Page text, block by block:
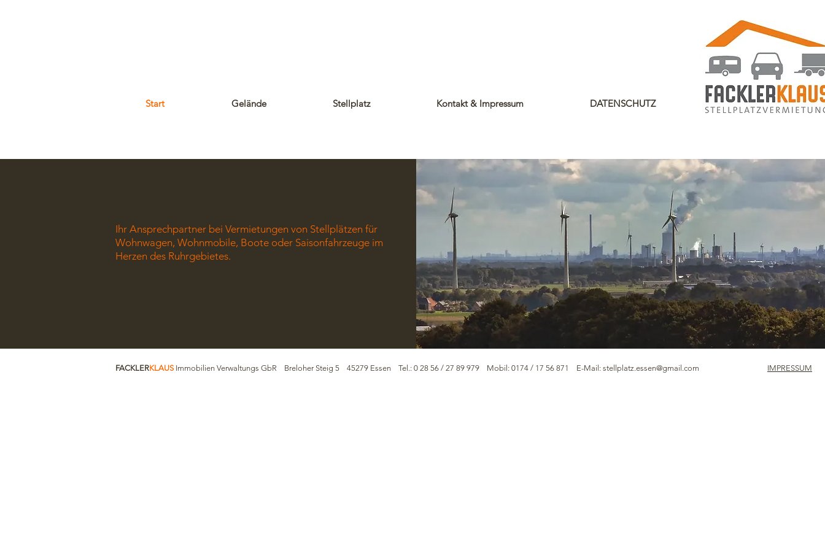
Start Gelände Stellplatz Kontakt & Impressum DATENSCHUTZ
Ihr Ansprechpartner bei Vermietungen von Stellplätzen für
Wohnwagen, Wohnmobile, Boote oder Saisonfahrzeuge im
Herzen des Ruhrgebietes.
FACKLERKLAUS Immobilien Verwaltungs GbR Breloher Steig 5 45279 Essen Tel.: 0 28 56 / 27 89 979 Mobil: 0174 / 17 56 871 E-Mail: stellplatz.essen@gmail.com IMPRESSUM